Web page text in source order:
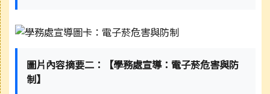
圖片內容摘要二：【學務處宣導：電子菸危害與防
制】